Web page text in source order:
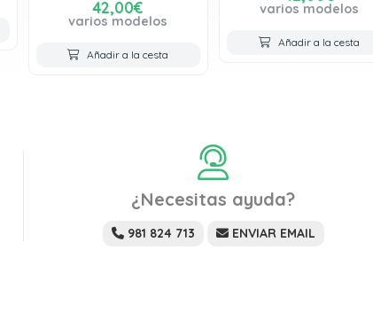
42,00€
varios modelos
Añadir a la cesta
varios modelos
Añadir a la cesta
¿Necesitas ayuda?
981 824 713 ENVIAR EMAIL